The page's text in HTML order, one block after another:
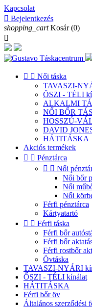
Kapcsolat
 Bejelentkezés
shopping_cart Kosár (0)

  Női táska
TAVASZI-
ŐSZI - TÉLI
ALKALMI
NŐI BŐR
HOSSZÚ-
DAVID
HÁTITÁSKA
Akciós termékek
  Pénztárca
  Női
Női bőr
Női
Női
Férfi pénztárca
Kártyatartó
  Férfi táska
Férfi bőr
Férfi bőr
Férfi rostbőr
Övtáska
TAVASZI-NYÁRI
ŐSZI - TÉLI kínálat
HÁTITÁSKA
Férfi bőr öv
Általános szerződési